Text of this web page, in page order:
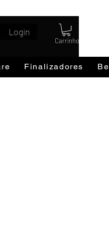
Login
Carrinho
Finalizadores